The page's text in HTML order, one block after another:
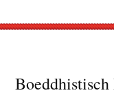
Footer